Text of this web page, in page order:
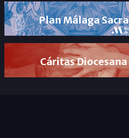
Plan Málaga Sacra
Cáritas Diocesana